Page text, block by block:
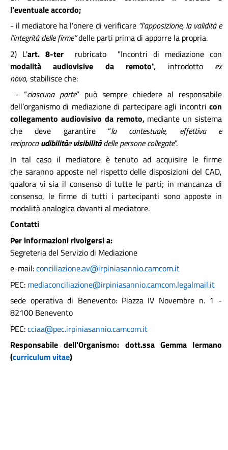
l'eventuale accordo;
- il mediatore ha l’onere di verificare “l’apposizione, la validità e
l’integrità delle firme”delle parti prima di apporre la propria.
2) L'art. 8-ter
rubricato "Incontri di mediazione con
modalità audiovisive da remoto", introdotto ex
novo, stabilisce che:
- “ciascuna parte” può sempre chiedere al responsabile
dell’organismo di mediazione di partecipare agli incontri con
collegamento audiovisivo da remoto, mediante un sistema
che deve garantire “la contestuale, effettiva e
reciprocaudibilitàe visibilitàdelle persone collegate”.
In tal caso il mediatore è tenuto ad acquisire le firme
che saranno apposte nel rispetto delle disposizioni del CAD,
qualora vi sia il consenso di tutte le parti; in mancanza di
consenso, le firme di tutti i partecipanti sono apposte in
modalità analogica davanti al mediatore.
Contatti
Per informazioni rivolgersi a:
Segreteria del Servizio di Mediazione
e-mail:conciliazione.av@irpiniasannio.camcom.it
PEC: mediaconciliazione@irpiniasannio.camcom.legalmail.it
sede operativa di Benevento: Piazza IV Novembre n. 1 -
82100 Benevento
PEC:cciaa@pec.irpiniasannio.camcom.it
Responsabile dell'Organismo: dott.ssa Gemma Iermano
(curriculum vitae)